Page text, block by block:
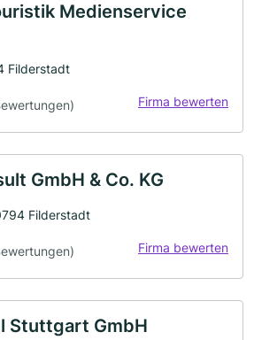
Medienservice
Filderstadt
Firma bewerten
GmbH & Co. KG
Filderstadt
Firma bewerten
Stuttgart GmbH